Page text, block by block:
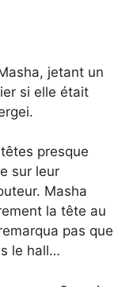
jetant un
si elle était
presque
sur leur
Masha
la tête au
pas que
le hall…